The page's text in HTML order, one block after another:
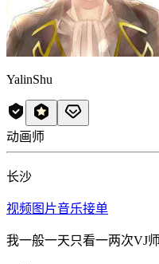
YalinShu
动画师
长沙
视频 图片音乐接单
我一般一天只看一两次VJ